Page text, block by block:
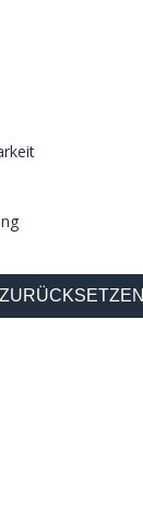
ZURÜCKSETZEN